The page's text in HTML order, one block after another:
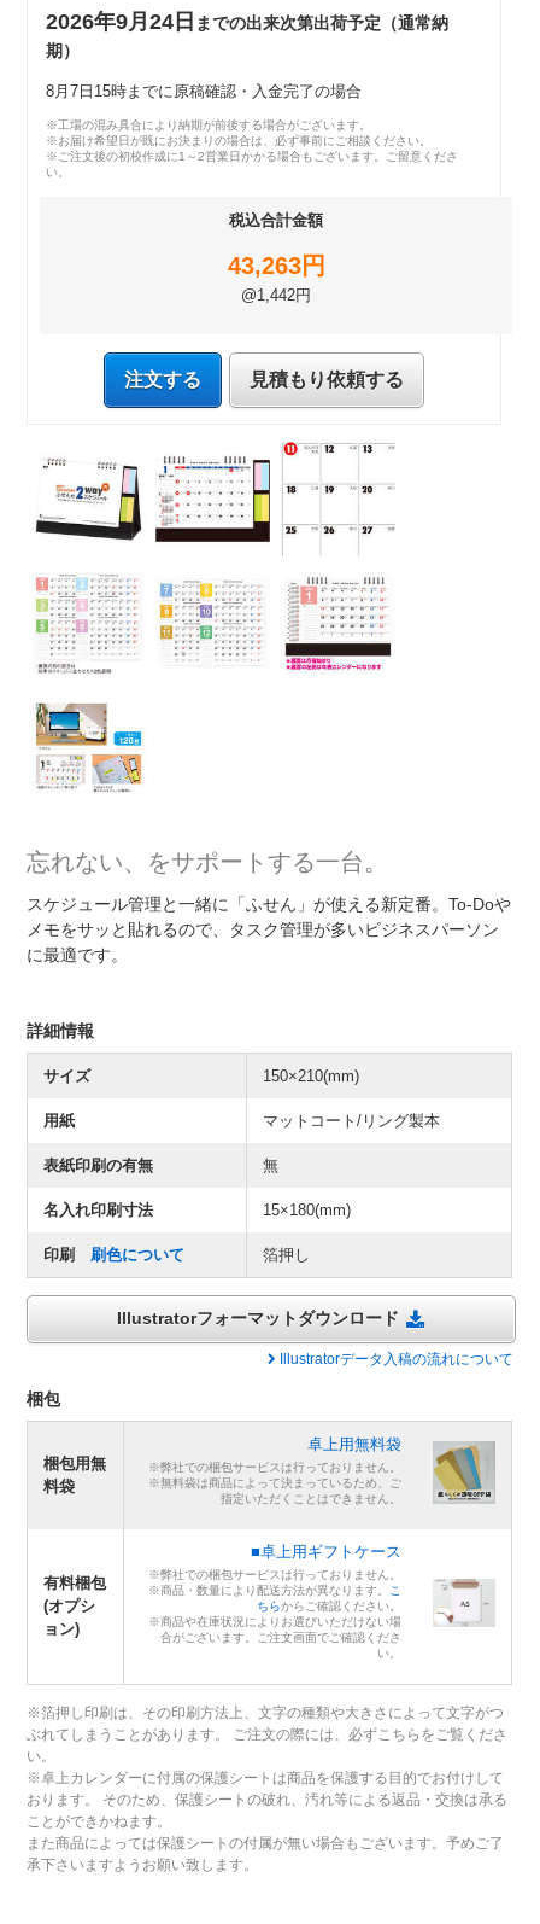
2026年9月24日 までの出来次第出荷予定（通常納
期）
8月7日15時までに原稿確認・入金完了の場合
※工場の混み具合により納期が前後する場合がございます。
※お届け希望日が既にお決まりの場合は、必ず事前にご相談ください。
※ご注文後の初校作成に1～2営業日かかる場合もございます。ご留意くださ
い。
税込合計金額
43,263円
@1,442円
注文する 見積もり依頼する
忘れない、をサポートする一台。
スケジュール管理と一緒に「ふせん」が使える新定番。To-Doや
メモをサッと貼れるので、タスク管理が多いビジネスパーソン
に最適です。
詳細情報
サイズ 150×210(mm)
用紙 マットコート/リング製本
表紙印刷の有無 無
名入れ印刷寸法 15×180(mm)
印刷刷色について 箔押し
Illustratorフォーマットダウンロード
Illustratorデータ入稿の流れについて
梱包
梱包用無
料袋
卓上用無料袋
※弊社での梱包サービスは行っておりません。
※無料袋は商品によって決まっているため、ご
指定いただくことはできません。
有料梱包
(オプシ
ョン)
■卓上用ギフトケース
※弊社での梱包サービスは行っておりません。
※商品・数量により配送方法が異なります。
こ
ちらからご確認ください。
※商品や在庫状況によりお選びいただけない場
合がございます。ご注文画面でご確認くださ
い。
※箔押し印刷は、その印刷方法上、文字の種類や大きさによって文字がつ
ぶれてしまうことがあります。 ご注文の際には、必ずこちらをご覧くださ
い。
※卓上カレンダーに付属の保護シートは商品を保護する目的でお付けして
おります。 そのため、保護シートの破れ、汚れ等による返品・交換は承る
ことができかねます。
また商品によっては保護シートの付属が無い場合もございます。予めご了
承下さいますようお願い致します。